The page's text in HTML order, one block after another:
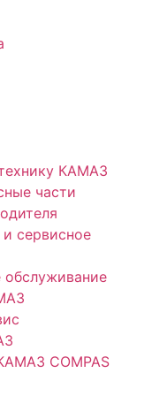
КАМАЗ
части
сервисное
обслуживание
COMPAS